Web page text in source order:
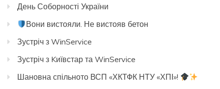
День Соборності України
Вони вистояли. Не вистояв бетон
Зустріч з WinService
Зустріч з Kиївстар та WinService
Шановна спільното ВСП «ХКТФК НТУ «ХПІ»!